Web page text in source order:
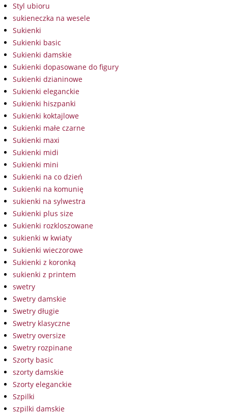
Styl ubioru
sukieneczka na wesele
Sukienki
Sukienki basic
Sukienki damskie
Sukienki dopasowane do figury
Sukienki dzianinowe
Sukienki eleganckie
Sukienki hiszpanki
Sukienki koktajlowe
Sukienki małe czarne
Sukienki maxi
Sukienki midi
Sukienki mini
Sukienki na co dzień
Sukienki na komunię
sukienki na sylwestra
Sukienki plus size
Sukienki rozkloszowane
sukienki w kwiaty
Sukienki wieczorowe
Sukienki z koronką
sukienki z printem
swetry
Swetry damskie
Swetry długie
Swetry klasyczne
Swetry oversize
Swetry rozpinane
Szorty basic
szorty damskie
Szorty eleganckie
Szpilki
szpilki damskie